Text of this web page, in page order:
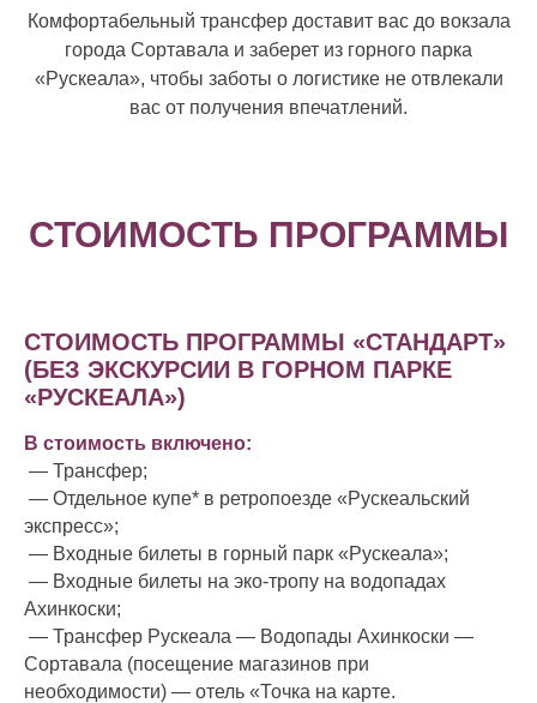
Комфортабельный трансфер доставит вас до вокзала
города Сортавала и заберет из горного парка
«Рускеала», чтобы заботы о логистике не отвлекали
вас от получения впечатлений.
СТОИМОСТЬ ПРОГРАММЫ
СТОИМОСТЬ ПРОГРАММЫ «СТАНДАРТ»
(БЕЗ ЭКСКУРСИИ В ГОРНОМ ПАРКЕ
«РУСКЕАЛА»)
В стоимость включено:
— Трансфер;
— Отдельное купе* в ретропоезде «Рускеальский
экспресс»;
— Входные билеты в горный парк «Рускеала»;
— Входные билеты на эко-тропу на водопадах
Ахинкоски;
— Трансфер Рускеала — Водопады Ахинкоски —
Сортавала (посещение магазинов при
необходимости) — отель «Точка на карте.